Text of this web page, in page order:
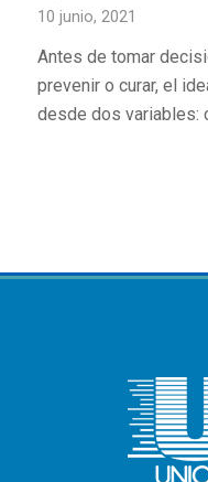
10 junio, 2021
Antes de tomar
prevenir o curar, el
desde dos variables: